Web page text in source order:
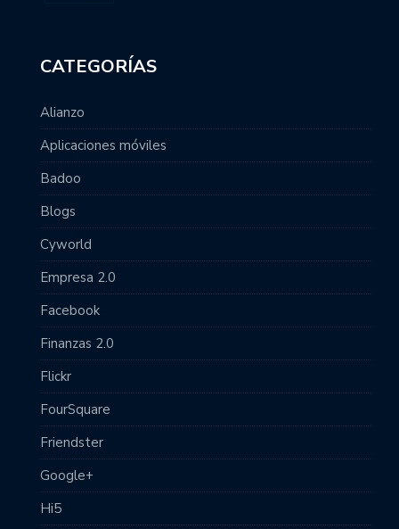
CATEGORÍAS
Alianzo
Aplicaciones móviles
Badoo
Blogs
Cyworld
Empresa 2.0
Facebook
Finanzas 2.0
Flickr
FourSquare
Friendster
Google+
Hi5